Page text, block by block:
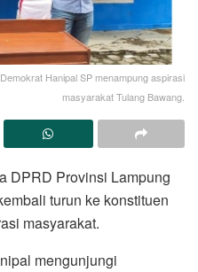
Hanipal SP menampung aspirasi
masyarakat Tulang Bawang.
DPRD Provinsi Lampung
turun ke konstituen
masyarakat.
mengunjungi